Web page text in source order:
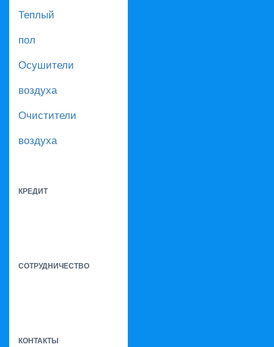
Теплый
пол
Осушители
воздуха
Очистители
воздуха
КРЕДИТ
СОТРУДНИЧЕСТВО
КОНТАКТЫ